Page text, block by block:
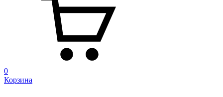
0
Корзина